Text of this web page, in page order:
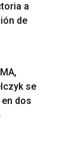
a
de
se
dos